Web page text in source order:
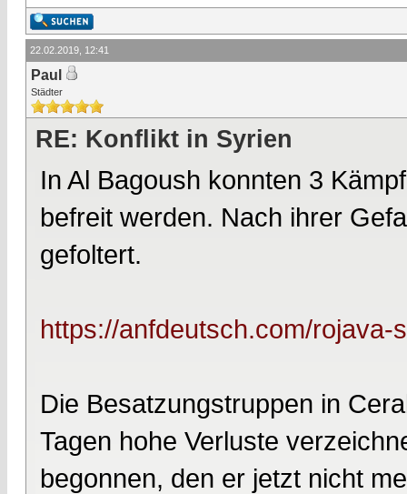
22.02.2019, 12:41
Paul
Städter
RE: Konflikt in Syrien
In Al Bagoush konnten 3
befreit werden. Nach ihrer
gefoltert.
https://anfdeutsch.com/rojava-
Die Besatzungstruppen in
Tagen hohe Verluste
begonnen, den er jetzt nicht